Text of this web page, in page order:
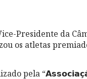
Presidente da
os atletas
pela